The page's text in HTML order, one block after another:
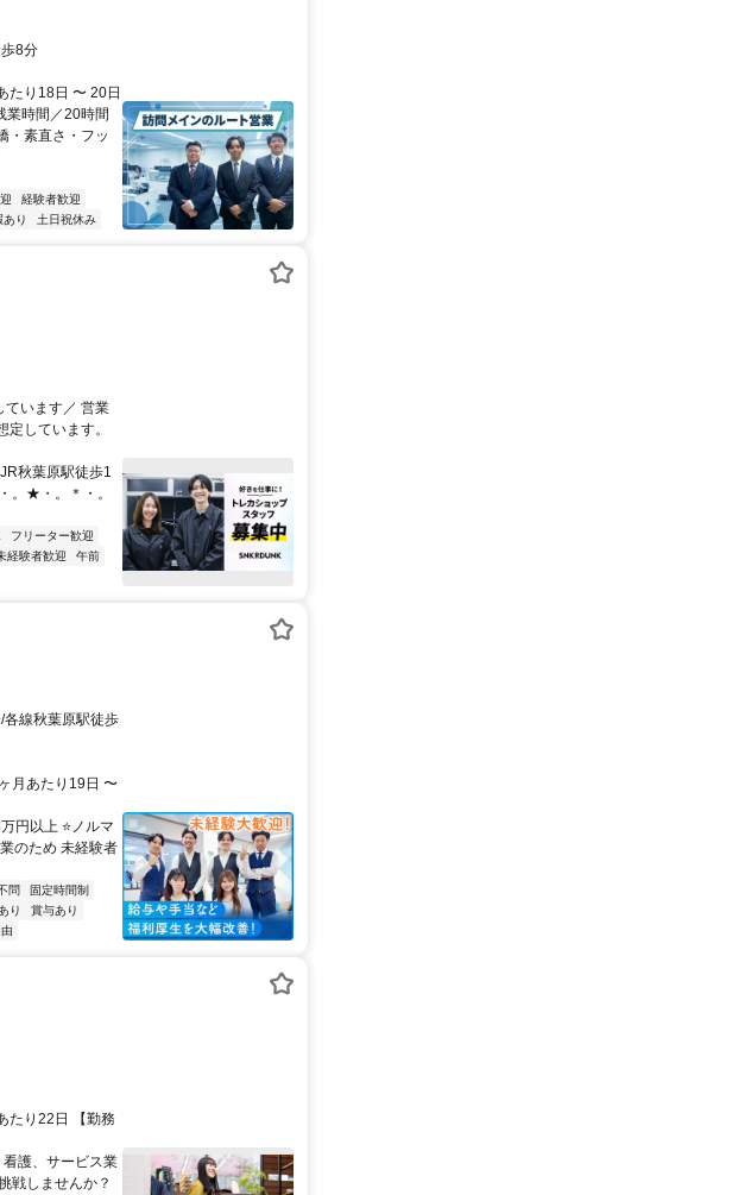
8分
たり18日 〜 20日
業時間／20時間
・素直さ・フッ
経験者歓迎
り 土日祝休み
ています／ 営業
しています。
秋葉原駅徒歩1
。★・。＊・。
フリーター歓迎
経験者歓迎
午前
線秋葉原駅徒歩
月あたり19日 〜
円以上 ⭐ノルマ
のため 未経験者
問
固定時間制
り
賞与あり
たり22日 【勤務
護、サービス業
戦しませんか？